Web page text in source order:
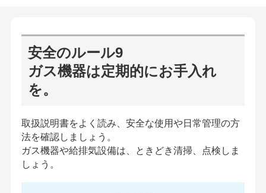
安全のルール9
ガス機器は定期的にお手入れ
を。
取扱説明書をよく読み、安全な使用や日常管理の方
法を確認しましょう。
ガス機器や給排気設備は、ときどき清掃、点検しま
しょう。